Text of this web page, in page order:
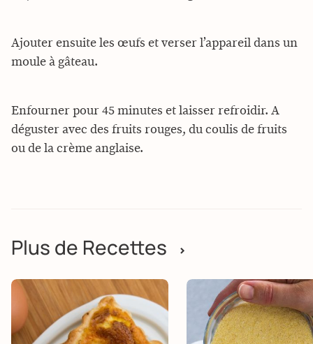
Ajouter ensuite les œufs et verser l’appareil dans un
moule à gâteau.
Enfourner pour 45 minutes et laisser refroidir. A
déguster avec des fruits rouges, du coulis de fruits
ou de la crème anglaise.
Plus de Recettes >